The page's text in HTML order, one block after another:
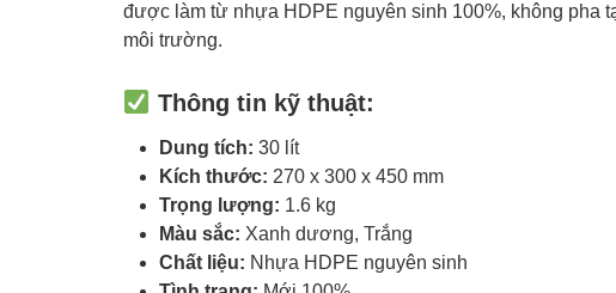
được làm từ nhựa HDPE nguyên sinh 100%, không pha
môi trường.
Thông tin kỹ thuật:
Dung tích: 30 lít
Kích thước: 270 x 300 x 450 mm
Trọng lượng: 1.6 kg
Màu sắc: Xanh dương, Trắng
Chất liệu: Nhựa HDPE nguyên sinh